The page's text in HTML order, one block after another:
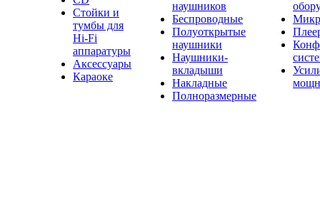
Стойки и
тумбы для
Hi-Fi
аппаратуры
Аксессуары
Караоке
наушников
Беспроводные
Полуоткрытые
наушники
Наушники-
вкладыши
Накладные
Полноразмерные